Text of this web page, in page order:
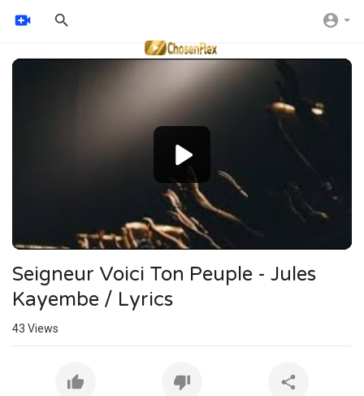
Video
Seigneur Voici Ton Peuple - Jules
Kayembe / Lyrics
43 Views